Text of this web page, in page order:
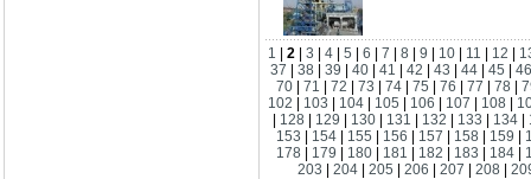
1 2 3 4 5 6 7 8 9 10 11 12
37
|38 |39 |40 |41 |42 |43 |44 |45 |
70
71 72 73 74 75 76 77 78
102
103 104 105 106 107 108
128 129 130 131 132 133 134
153
154 155 156 157 158 159
178
179 180 181 182 183 184
203
|204 |205 |206 |207 |208 |